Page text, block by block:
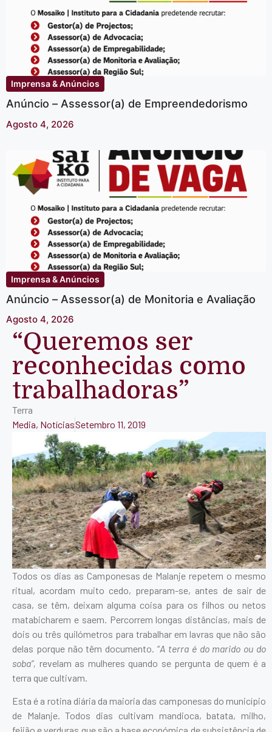
Imprensa & Anúncios
Anúncio – Assessor(a) de Empreendedorismo
Agosto 4, 2026
Imprensa & Anúncios
Anúncio – Assessor(a) de Monitoria e Avaliação
Agosto 4, 2026
“Queremos ser
reconhecidas como
trabalhadoras”
Terra
Media, NotíciasSetembro 11, 2019
Todos os dias as Camponesas de Malanje repetem o mesmo
ritual, acordam muito cedo, preparam-se, antes de sair de
casa, se têm, deixam alguma coisa para os filhos ou netos
matabicharem e saem. Percorrem longas distâncias, mais de
dois ou três quilómetros para trabalhar em lavras que não são
delas porque não têm documento. “A terra é do marido ou do
soba”, revelam as mulheres quando se pergunta de quem é a
terra que cultivam.
Esta é a rotina diária da maioria das camponesas do município
de Malanje. Todos dias cultivam mandioca, batata, milho,